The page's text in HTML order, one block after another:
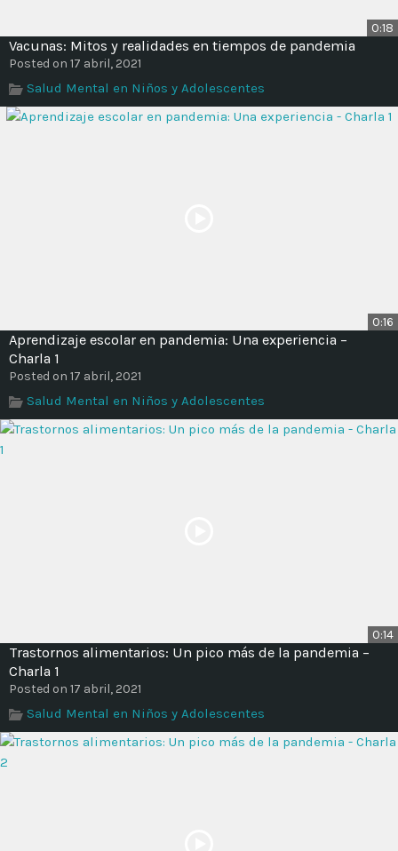
0:18
Vacunas: Mitos y realidades en tiempos de pandemia
Posted on 17 abril, 2021
Salud Mental en Niños y Adolescentes
0:16
Aprendizaje escolar en pandemia: Una experiencia –
Charla 1
Posted on 17 abril, 2021
Salud Mental en Niños y Adolescentes
0:14
Trastornos alimentarios: Un pico más de la pandemia –
Charla 1
Posted on 17 abril, 2021
Salud Mental en Niños y Adolescentes